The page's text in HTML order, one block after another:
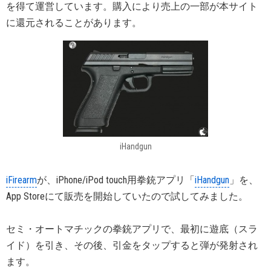
を得て運営しています。購入により売上の一部が本サイト
に還元されることがあります。
iHandgun
iFirearmが、iPhone/iPod touch用拳銃アプリ「iHandgun 」を、
App Storeにて販売を開始していたので試してみました。
セミ・オートマチックの拳銃アプリで、最初に遊底（スラ
イド）を引き、その後、引金をタップすると弾が発射され
ます。